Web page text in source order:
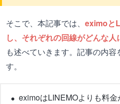
そこで、本記事では、 eximoと
し、それぞれの回線がどんな
も述べていきます。記事の内
す。
eximoはLINEMOよりも料